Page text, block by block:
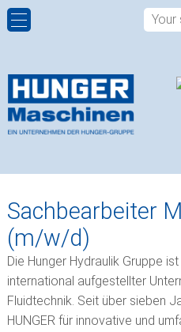
HYDRAULIC POWER
ROTARY DISTRIBUTORS
ROD ENDS
PLAIN BUSHINGS
HYDRAULIC VALVES
COMPANY PROFILE
HISTORY
CONTACT PERSONS
CONTACT FORM
Sachbearbeiter
(m/w/d)
Die Hunger Hydraulik Gruppe
international aufgestellter
Fluidtechnik. Seit über sieben
HUNGER für innovative und